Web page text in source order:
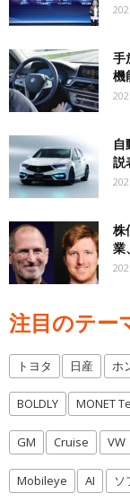
手
機
自
説
株
業
注目のテー
トヨタ 日産 ホ
BOLDLY MONET
GM Cruise VW
Mobileye AI ソ